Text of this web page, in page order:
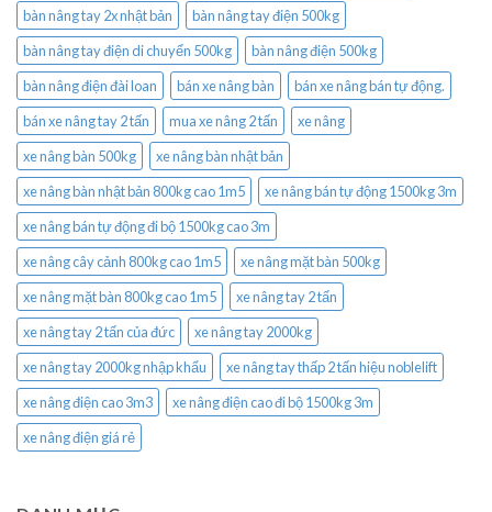
bàn nâng tay 2x nhật bản
bàn nâng tay điện 500kg
bàn nâng tay điện di chuyển 500kg
bàn nâng điện 500kg
bàn nâng điện đài loan
bán xe nâng bàn
bán xe nâng bán tự động.
bán xe nâng tay 2 tấn
mua xe nâng 2 tấn
xe nâng
xe nâng bàn 500kg
xe nâng bàn nhật bản
xe nâng bàn nhật bản 800kg cao 1m5
xe nâng bán tự động 1500kg 3m
xe nâng bán tự động đi bộ 1500kg cao 3m
xe nâng cây cảnh 800kg cao 1m5
xe nâng mặt bàn 500kg
xe nâng mặt bàn 800kg cao 1m5
xe nâng tay 2 tấn
xe nâng tay 2 tấn của đức
xe nâng tay 2000kg
xe nâng tay 2000kg nhập khẩu
xe nâng tay thấp 2 tấn hiệu noblelift
xe nâng điện cao 3m3
xe nâng điện cao đi bộ 1500kg 3m
xe nâng điện giá rẻ